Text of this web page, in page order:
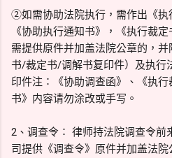
②如需协助法院执行，需作出《执
《协助执行通知书》，《执行裁
需提供原件并加盖法院公章的，
书/裁定书/调解书复印件）及执行
印件注∶《协助调查函》、《执行
书》内容请勿涂改或手写。
2、调查令∶ 律师持法院调查令前
司提供《调查令》原件并加盖法